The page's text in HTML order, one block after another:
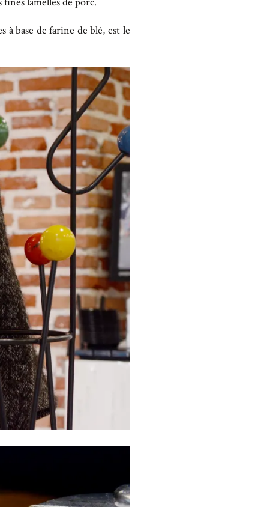
à base de farine de blé, est le